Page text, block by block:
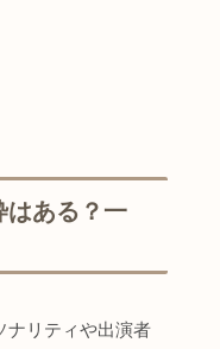
はある？一
ナリティや出演者